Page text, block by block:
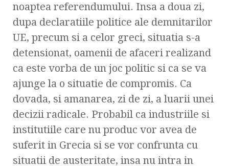
noaptea referendumului. Insa a doua zi,
dupa declaratiile politice ale demnitarilor
UE, precum si a celor greci, situatia s-a
detensionat, oamenii de afaceri realizand
ca este vorba de un joc politic si ca se va
ajunge la o situatie de compromis. Ca
dovada, si amanarea, zi de zi, a luarii unei
decizii radicale. Probabil ca industriile si
institutiile care nu produc vor avea de
suferit in Grecia si se vor confrunta cu
situatii de austeritate, insa nu intra in